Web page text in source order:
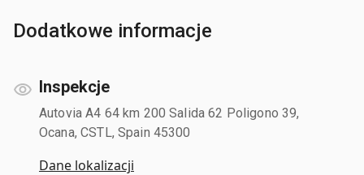
Dodatkowe informacje
Inspekcje
Autovia A4 64 km 200 Salida 62 Poligono 39,
Ocana, CSTL, Spain 45300
Dane lokalizacji